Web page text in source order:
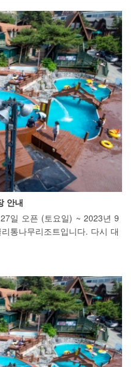
안내
일 오픈 (토요일) ~ 2023년 9
통나무리조트입니다. 다시 대
있습니다^^ 조금 더 즐거운 물